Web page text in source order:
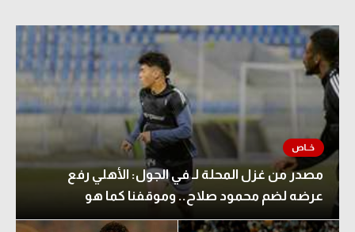
مصدر من غزل المحلة لـ في الجول: الأهلي رفع
عرضه لضم محمود صلاح.. وموقفنا كما هو